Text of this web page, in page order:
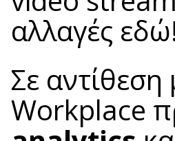
αλλαγές
Σε
Workplace